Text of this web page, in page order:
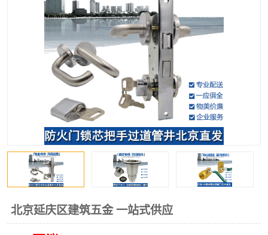
北京延庆区建筑五金 一站式供应